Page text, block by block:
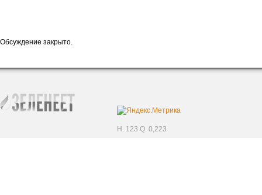
Обсуждение закрыто.
H. 123 Q. 0,223